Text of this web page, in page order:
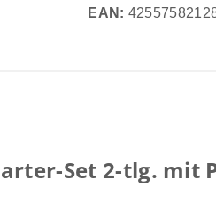
EAN:
Set 2-tlg. mit